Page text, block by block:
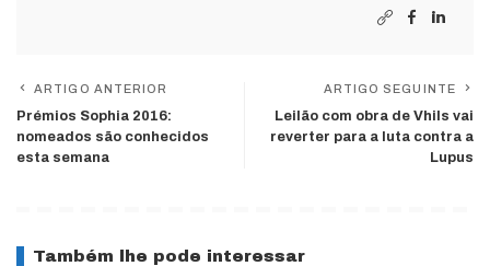
ARTIGO ANTERIOR
Prémios Sophia 2016:
nomeados são conhecidos
esta semana
ARTIGO SEGUINTE
Leilão com obra de Vhils vai
reverter para a luta contra a
Lupus
Também lhe pode interessar